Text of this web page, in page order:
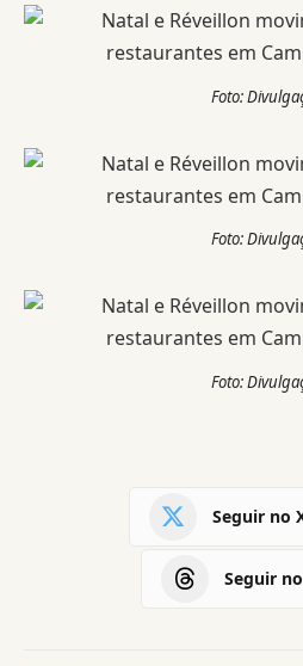
Foto:
Foto:
Foto:
Seguir no
Seguir